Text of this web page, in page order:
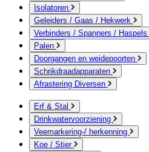
Isolatoren
Geleiders / Gaas / Hekwerk
Verbinders / Spanners / Haspels
Palen
Doorgangen en weidepoorten
Schrikdraadapparaten
Afrastering Diversen
Erf & Stal
Drinkwatervoorziening
Veemarkering-/ herkenning
Koe / Stier